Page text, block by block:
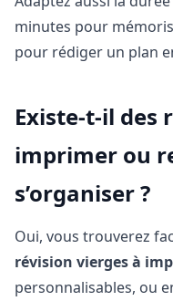
minutes pour
pour rédiger un plan
Existe-t-il des
imprimer ou
s’organiser ?
Oui, vous trouverez
révision vierges à
personnalisables, ou